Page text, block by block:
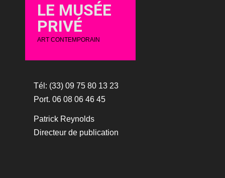
LE MUSÉE
PRIVÉ
ART CONTEMPORAIN
Tél: (33) 09 75 80 13 23
Port. 06 08 06 46 45
Patrick Reynolds
Directeur de publication